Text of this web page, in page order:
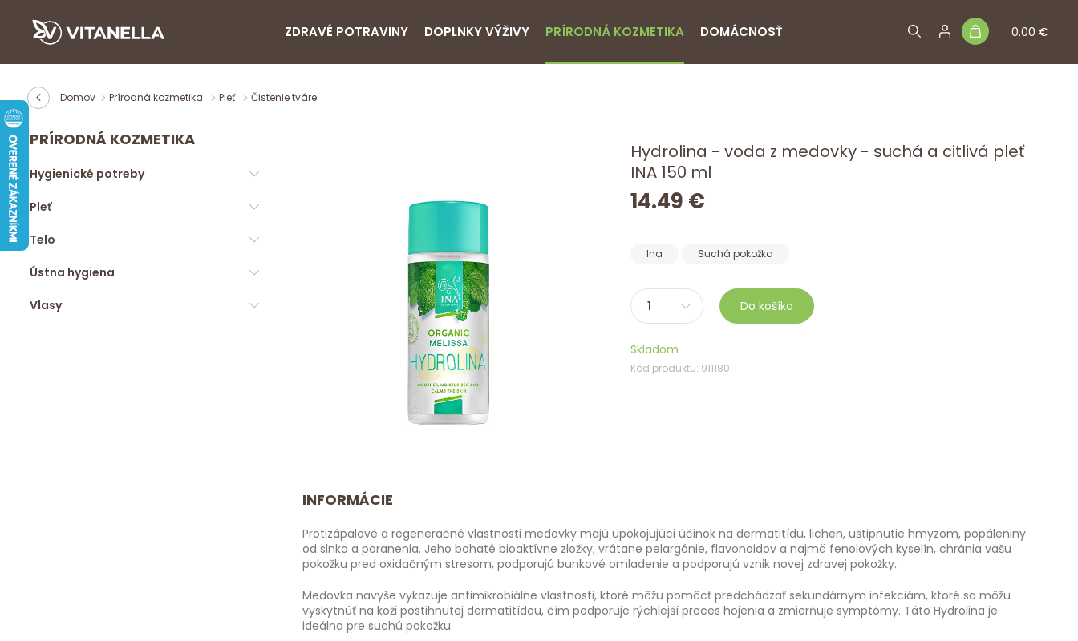
0.00 €
ZDRAVÉ POTRAVINY DOPLNKY VÝŽIVY PRÍRODNÁ KOZMETIKA DOMÁCNOSŤ
Domov Prírodná kozmetika Pleť Čistenie tváre
PRÍRODNÁ KOZMETIKA
Hygienické potreby
Pleť
Telo
Ústna hygiena
Vlasy
Hydrolina - voda z medovky - suchá a citlivá pleť
INA 150 ml
14.49 €
Ina Suchá pokožka
Do košíka
Skladom
Kód produktu: 911180
INFORMÁCIE
Protizápalové a regeneračné vlastnosti medovky majú upokojujúci účinok na dermatitídu, lichen, uštipnutie hmyzom, popáleniny
od slnka a poranenia. Jeho bohaté bioaktívne zložky, vrátane pelargónie, flavonoidov a najmä fenolových kyselín, chránia vašu
pokožku pred oxidačným stresom, podporujú bunkové omladenie a podporujú vznik novej zdravej pokožky.
Medovka navyše vykazuje antimikrobiálne vlastnosti, ktoré môžu pomôcť predchádzať sekundárnym infekciám, ktoré sa môžu
vyskytnúť na koži postihnutej dermatitídou, čím podporuje rýchlejší proces hojenia a zmierňuje symptómy. Táto Hydrolina je
ideálna pre suchú pokožku.